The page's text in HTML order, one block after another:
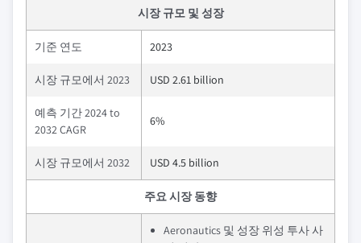
시장 규모 및 성장
기준 연도 2023
시장 규모에서 2023 USD 2.61 billion
예측 기간 2024 to
2032 CAGR
6%
시장 규모에서 2032 USD 4.5 billion
주요 시장 동향
Aeronautics 및 성장 위성 투사 사